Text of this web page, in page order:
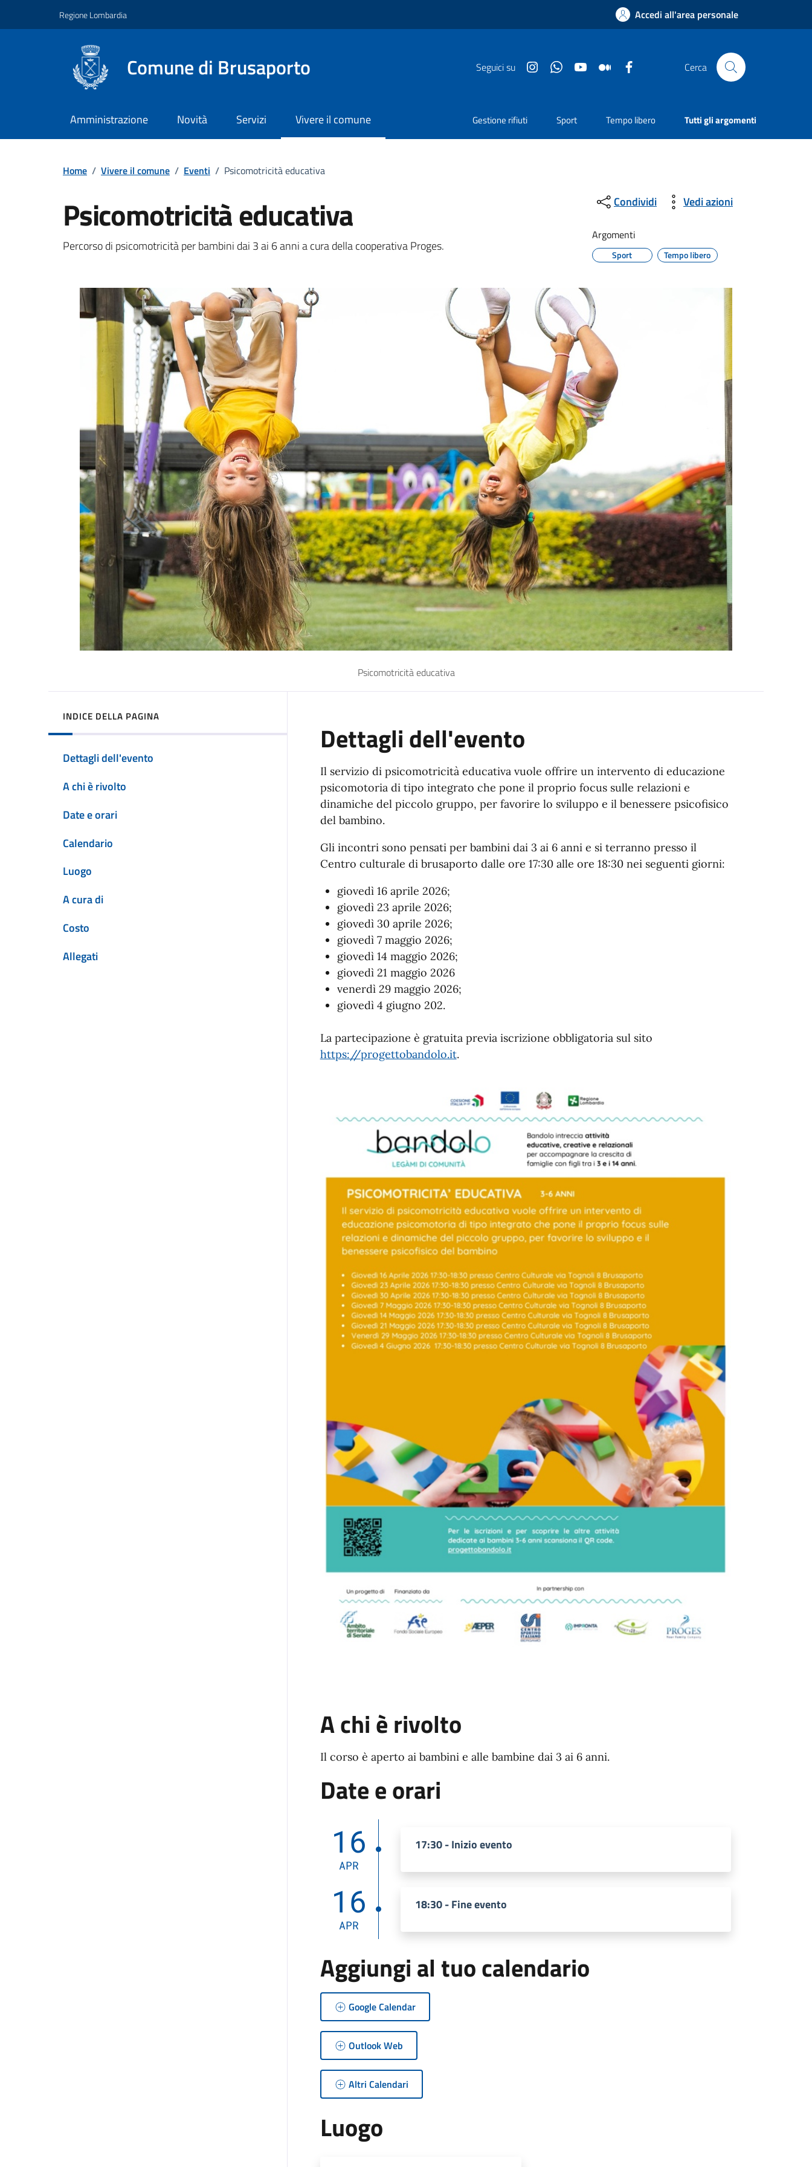
Regione Lombardia Accedi all'area personale
Comune di Brusaporto Seguici su InstagramWhatsappYouTube Medium Cerca
Amministrazione Novità Servizi Vivere il comune Gestione rifiuti Sport Tempo libero Tutti gli argomenti
Home / Vivere il comune / Eventi / Psicomotricità educativa
Psicomotricità educativa
Dettagli della notizia
Percorso di psicomotricità per bambini dai 3 ai 6 anni a cura della cooperativa Proges.
Condividi Vedi azioni
Argomenti
Sport Tempo libero
Psicomotricità educativa
INDICE DELLA PAGINA
Dettagli dell'evento
A chi è rivolto
Date e orari
Calendario
Luogo
A cura di
Costo
Allegati
Dettagli dell'evento
Il servizio di psicomotricità educativa vuole offrire un intervento di educazione
psicomotoria di tipo integrato che pone il proprio focus sulle relazioni e
dinamiche del piccolo gruppo, per favorire lo sviluppo e il benessere psicofisico
del bambino.
Gli incontri sono pensati per bambini dai 3 ai 6 anni e si terranno presso il
Centro culturale di brusaporto dalle ore 17:30 alle ore 18:30 nei seguenti giorni:
giovedì 16 aprile 2026;
giovedì 23 aprile 2026;
giovedì 30 aprile 2026;
giovedì 7 maggio 2026;
giovedì 14 maggio 2026;
giovedì 21 maggio 2026
venerdì 29 maggio 2026;
giovedì 4 giugno 202.
La partecipazione è gratuita previa iscrizione obbligatoria sul sito
https://progettobandolo.it.
A chi è rivolto
Il corso è aperto ai bambini e alle bambine dai 3 ai 6 anni.
Date e orari
16
APR
17:30 - Inizio evento
16
APR
18:30 - Fine evento
Aggiungi al tuo calendario
Google Calendar
Outlook Web
Altri Calendari
Luogo